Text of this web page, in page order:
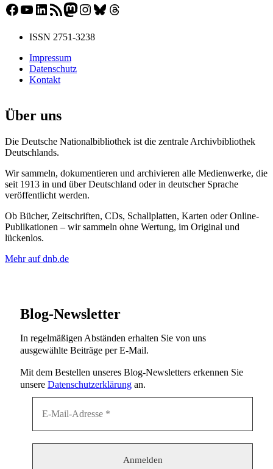
Facebook
YouTube
LinkedIn
RSS-FeedMastodon
Instagram
Bluesky
Threads
ISSN 2751-3238
Impressum
Datenschutz
Kontakt
Über uns
Die Deutsche Nationalbibliothek ist die zentrale Archivbibliothek
Deutschlands.
Wir sammeln, dokumentieren und archivieren alle Medienwerke, die
seit 1913 in und über Deutschland oder in deutscher Sprache
veröffentlicht werden.
Ob Bücher, Zeitschriften, CDs, Schallplatten, Karten oder Online-
Publikationen – wir sammeln ohne Wertung, im Original und
lückenlos.
Mehr auf dnb.de
Blog-Newsletter
In regelmäßigen Abständen erhalten Sie von uns
ausgewählte Beiträge per E-Mail.
Mit dem Bestellen unseres Blog-Newsletters erkennen Sie
unsere Datenschutzerklärung an.